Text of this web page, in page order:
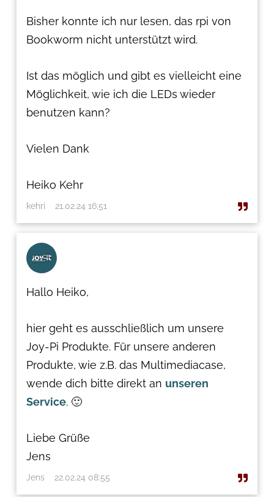
Bisher konnte ich nur lesen, das rpi von
Bookworm nicht unterstützt wird.
Ist das möglich und gibt es vielleicht eine
Möglichkeit, wie ich die LEDs wieder
benutzen kann?
Vielen Dank
Heiko Kehr
kehri 21.02.24 16:51
Hallo Heiko,
hier geht es ausschließlich um unsere
Joy-Pi Produkte. Für unsere anderen
Produkte, wie z.B. das Multimediacase,
wende dich bitte direkt an unseren
Service. 🙂
Liebe Grüße
Jens
Jens 22.02.24 08:55